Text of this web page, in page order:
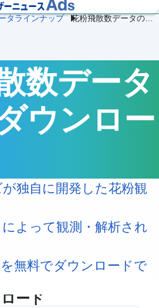
気
象
工場
治体
災）
エ
ネ
ル
ギ
ー
ダム
気象
保険
気
象
ント
気象
ーツ
気象
道
気
テッ
ク
放送
気象
エ
ア
ン
気
ヘリ
コプ
タラインナップ 花粉飛散数データの無料ダウンロード
数データ
ウンロー
独自に開発した花粉観
によって観測・解析され
無料でダウンロードで
ード